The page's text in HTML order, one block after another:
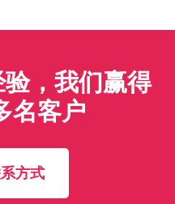
，我们赢得
名客户
方式